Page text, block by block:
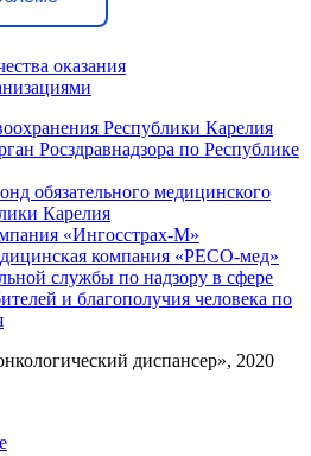
Республики Карелия
Росздравнадзора по Республике
обязательного медицинского
Карелия
«Ингосстрах-М»
компания «РЕСО-мед»
службы по надзору в сфере
и благополучия человека по
диспансер», 2020